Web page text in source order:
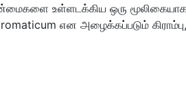
உள்ளடக்கிய ஒரு மூலிகையாக,
என அழைக்கப்படும்